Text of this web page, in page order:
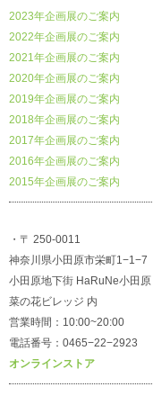
2023年企画展のご案内
2022年企画展のご案内
2021年企画展のご案内
2020年企画展のご案内
2019年企画展のご案内
2018年企画展のご案内
2017年企画展のご案内
2016年企画展のご案内
2015年企画展のご案内
・〒 250-0011
神奈川県小田原市栄町1−1−7
小田原地下街 HaRuNe小田原
菜の花ビレッジ 内
営業時間：10:00~20:00
電話番号：0465−22−2923
オンラインストア